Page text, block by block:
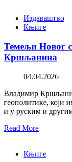
Издаваштво
Књиге
Темељи Новог
Кршљанина
04.04.2026
Владимир
геополитике, који
и у руским и
Read More
Књиге